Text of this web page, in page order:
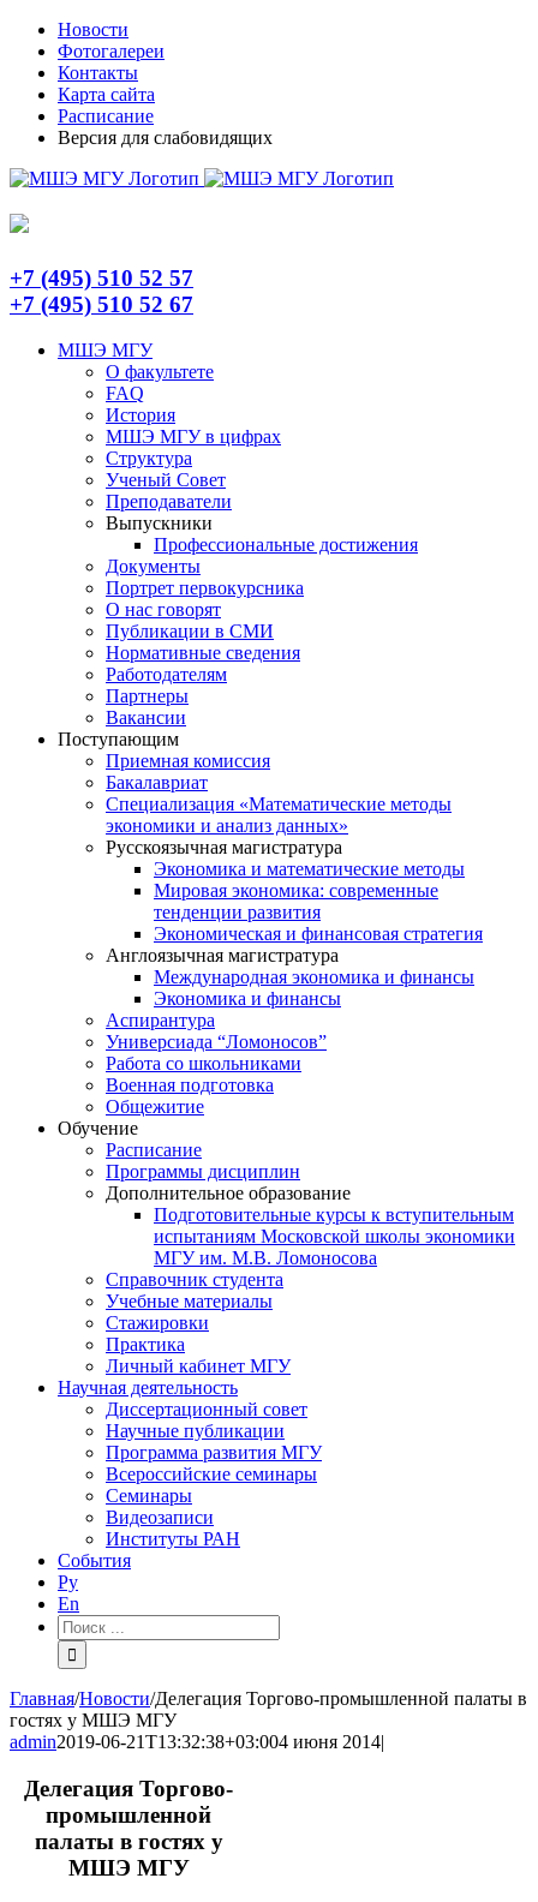
Skip
content
TelegramНовости
Фотогалереи
Контакты
Карта сайта
Расписание
Версия для слабовидящих
+7 (495) 510 52 57
+7 (495) 510 52 67
МШЭ МГУ
О факультете
FAQ
История
МШЭ МГУ в цифрах
Структура
Ученый Совет
Преподаватели
Выпускники
Профессиональные достижения
Документы
Портрет первокурсника
О нас говорят
Публикации в СМИ
Нормативные сведения
Работодателям
Партнеры
Вакансии
Поступающим
Приемная комиссия
Бакалавриат
Специализация «Математические методы
экономики и анализ данных»
Русскоязычная магистратура
Экономика и математические методы
Мировая экономика: современные
тенденции развития
Экономическая и финансовая стратегия
Англоязычная магистратура
Международная экономика и финансы
Экономика и финансы
Аспирантура
Универсиада “Ломоносов”
Работа со школьниками
Военная подготовка
Общежитие
Обучение
Расписание
Программы дисциплин
Дополнительное образование
Подготовительные курсы к вступительным
испытаниям Московской школы экономики
МГУ им. М.В. Ломоносова
Справочник студента
Учебные материалы
Стажировки
Практика
Личный кабинет МГУ
Научная деятельность
Диссертационный совет
Научные публикации
Программа развития МГУ
Всероссийские семинары
Семинары
Видеозаписи
Институты РАН
События
Ру
En
Результат
поиска:
Главная/Новости/Делегация Торгово-промышленной палаты в
гостях у МШЭ МГУ
admin2019-06-21T13:32:38+03:004 июня 2014|
Делегация Торгово-
промышленной
палаты в гостях у
МШЭ МГУ